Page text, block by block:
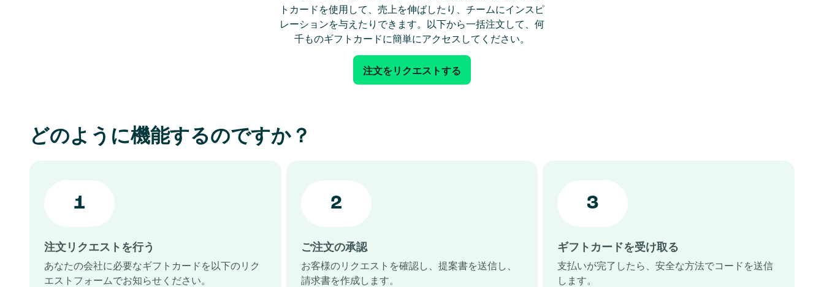
トカードを使用して、売上を伸ばしたり、チームにインスピ
レーションを与えたりできます。以下から一括注文して、何
千ものギフトカードに簡単にアクセスしてください。
注文をリクエストする
どのように機能するのですか？
1
注文リクエストを行う
あなたの会社に必要なギフトカードを以下のリク
エストフォームでお知らせください。
2
ご注文の承認
お客様のリクエストを確認し、提案書を送信し、
請求書を作成します。
3
ギフトカードを受け取る
支払いが完了したら、安全な方法でコードを送信
します。